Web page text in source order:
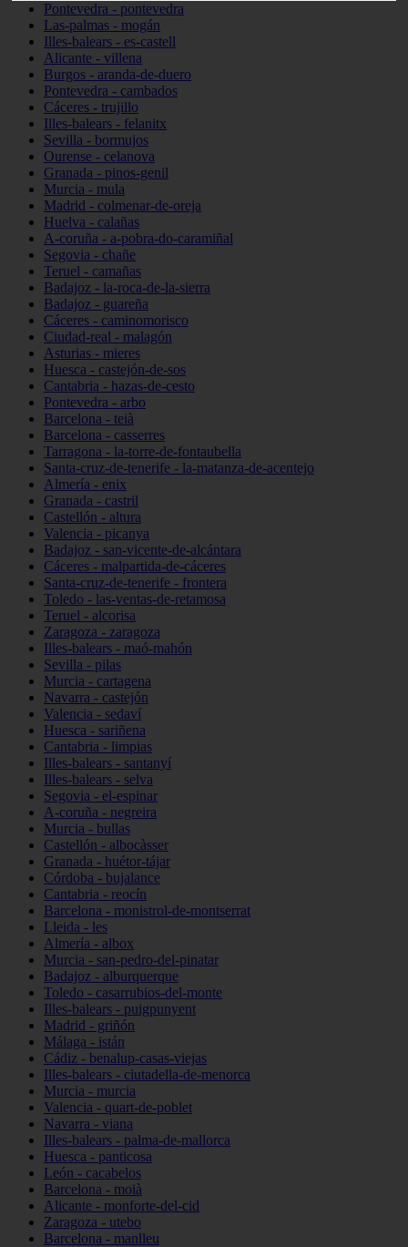
Pontevedra - pontevedra
Las-palmas - mogán
Illes-balears - es-castell
Alicante - villena
Burgos - aranda-de-duero
Pontevedra - cambados
Cáceres - trujillo
Illes-balears - felanitx
Sevilla - bormujos
Ourense - celanova
Granada - pinos-genil
Murcia - mula
Madrid - colmenar-de-oreja
Huelva - calañas
A-coruña - a-pobra-do-caramiñal
Segovia - chañe
Teruel - camañas
Badajoz - la-roca-de-la-sierra
Badajoz - guareña
Cáceres - caminomorisco
Ciudad-real - malagón
Asturias - mieres
Huesca - castejón-de-sos
Cantabria - hazas-de-cesto
Pontevedra - arbo
Barcelona - teià
Barcelona - casserres
Tarragona - la-torre-de-fontaubella
Santa-cruz-de-tenerife - la-matanza-de-acentejo
Almería - enix
Granada - castril
Castellón - altura
Valencia - picanya
Badajoz - san-vicente-de-alcántara
Cáceres - malpartida-de-cáceres
Santa-cruz-de-tenerife - frontera
Toledo - las-ventas-de-retamosa
Teruel - alcorisa
Zaragoza - zaragoza
Illes-balears - maó-mahón
Sevilla - pilas
Murcia - cartagena
Navarra - castejón
Valencia - sedaví
Huesca - sariñena
Cantabria - limpias
Illes-balears - santanyí
Illes-balears - selva
Segovia - el-espinar
A-coruña - negreira
Murcia - bullas
Castellón - albocàsser
Granada - huétor-tájar
Córdoba - bujalance
Cantabria - reocín
Barcelona - monistrol-de-montserrat
Lleida - les
Almería - albox
Murcia - san-pedro-del-pinatar
Badajoz - alburquerque
Toledo - casarrubios-del-monte
Illes-balears - puigpunyent
Madrid - griñón
Málaga - istán
Cádiz - benalup-casas-viejas
Illes-balears - ciutadella-de-menorca
Murcia - murcia
Valencia - quart-de-poblet
Navarra - viana
Illes-balears - palma-de-mallorca
Huesca - panticosa
León - cacabelos
Barcelona - moià
Alicante - monforte-del-cid
Zaragoza - utebo
Barcelona - manlleu